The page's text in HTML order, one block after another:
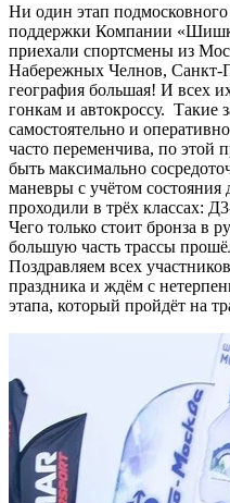
Ни один этап подмосковного
поддержки Компании
приехали спортсмены из
Набережных Челнов, Санкт-
география большая! И всех
гонкам и автокроссу. Такие
самостоятельно и
часто переменчива, по
быть максимально
маневры с учётом
проходили в трёх классах:
Чего только стоит бронза в
большую часть трассы
Поздравляем всех
праздника и ждём с
этапа, который пройдёт на